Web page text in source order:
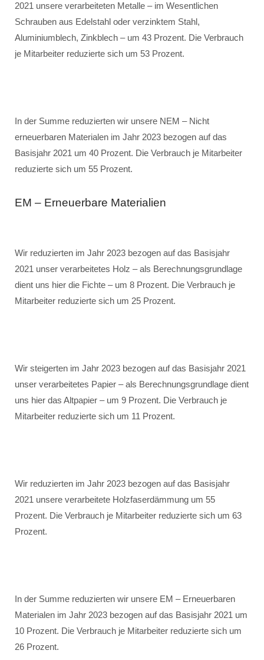
2021 unsere verarbeiteten Metalle – im Wesentlichen
Schrauben aus Edelstahl oder verzinktem Stahl,
Aluminiumblech, Zinkblech – um 43 Prozent. Die Verbrauch
je Mitarbeiter reduzierte sich um 53 Prozent.
In der Summe reduzierten wir unsere NEM – Nicht
erneuerbaren Materialen im Jahr 2023 bezogen auf das
Basisjahr 2021 um 40 Prozent. Die Verbrauch je Mitarbeiter
reduzierte sich um 55 Prozent.
EM – Erneuerbare Materialien
Wir reduzierten im Jahr 2023 bezogen auf das Basisjahr
2021 unser verarbeitetes Holz – als Berechnungsgrundlage
dient uns hier die Fichte – um 8 Prozent. Die Verbrauch je
Mitarbeiter reduzierte sich um 25 Prozent.
Wir steigerten im Jahr 2023 bezogen auf das Basisjahr 2021
unser verarbeitetes Papier – als Berechnungsgrundlage dient
uns hier das Altpapier – um 9 Prozent. Die Verbrauch je
Mitarbeiter reduzierte sich um 11 Prozent.
Wir reduzierten im Jahr 2023 bezogen auf das Basisjahr
2021 unsere verarbeitete Holzfaserdämmung um 55
Prozent. Die Verbrauch je Mitarbeiter reduzierte sich um 63
Prozent.
In der Summe reduzierten wir unsere EM – Erneuerbaren
Materialen im Jahr 2023 bezogen auf das Basisjahr 2021 um
10 Prozent. Die Verbrauch je Mitarbeiter reduzierte sich um
26 Prozent.